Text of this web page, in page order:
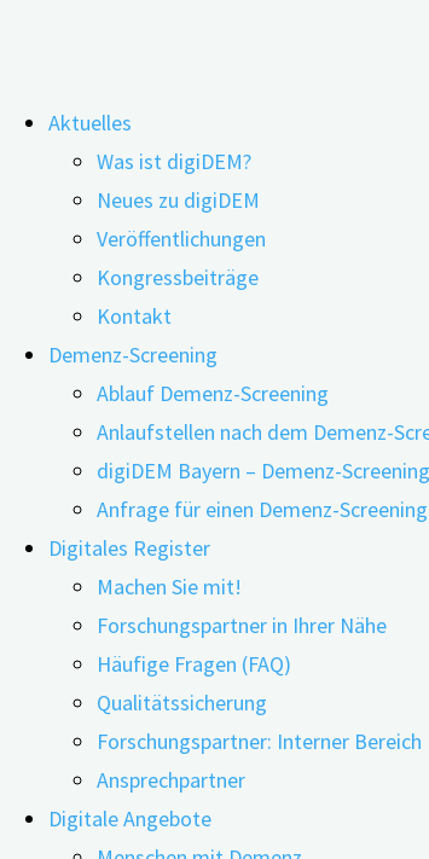
Inhalt
springen
Aktuelles
Was ist digiDEM?
Neues zu digiDEM
Veröffentlichungen
Kongressbeiträge
Kontakt
Demenz-Screening
Ablauf Demenz-Screening
Anlaufstellen nach dem Demenz-
digiDEM Bayern – Demenz-
Anfrage für einen Demenz-
Digitales Register
Machen Sie mit!
Forschungspartner in Ihrer Nähe
Häufige Fragen (FAQ)
Qualitätssicherung
Forschungspartner: Interner Bereich
Ansprechpartner
Digitale Angebote
Was Menschen mit
30.05.202211.06.2026
Japanische Forscher*innen haben die
emotionale Bedürfnisse, können diese
Damit auch die individuellen